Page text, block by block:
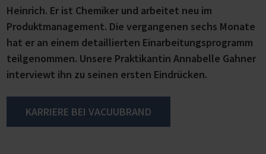
Heinrich. Er ist Chemiker und arbeitet neu im
Produktmanagement. Die vergangenen sechs Monate
hat er an einem detaillierten Einarbeitungsprogramm
teilgenommen. Unsere Praktikantin Annabelle Gahner
interviewt ihn zu seinen ersten Eindrücken.
KARRIERE BEI VACUUBRAND